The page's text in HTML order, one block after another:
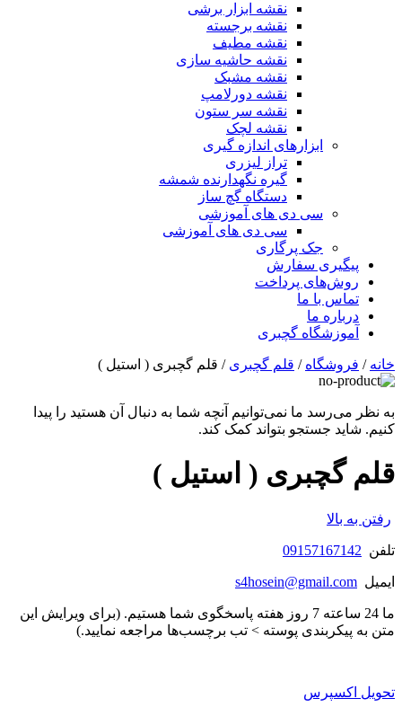
نقشه ابزار برشی
نقشه برجسته
نقشه مطیف
نقشه حاشیه سازی
نقشه مشبک
نقشه دورلامپ
نقشه سر ستون
نقشه لچک
ابزارهای اندازه گیری
تراز لیزری
گیره نگهدارنده شمشه
دستگاه گچ ساز
سی دی های آموزشی
سی دی های آموزشی
جک پرگاری
پیگیری سفارش
روش‌های پرداخت
تماس با ما
درباره ما
آموزشگاه گچبری
خانه / فروشگاه / قلم گچبری / قلم گچبری ( استیل )
به نظر می‌رسد ما نمی‌توانیم آنچه شما به دنبال آن هستید را پیدا
کنیم. شاید جستجو بتواند کمک کند.
قلم گچبری ( استیل )
رفتن به بالا
تلفن 09157167142
ایمیل s4hosein@gmail.com
ما 24 ساعته 7 روز هفته پاسخگوی شما هستیم. (برای ویرایش این
متن به پیکربندی پوسته > تب برچسب‌ها مراجعه نمایید.)
تحویل اکسپرس